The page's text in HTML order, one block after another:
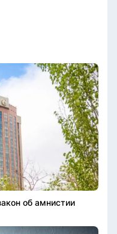
об амнистии